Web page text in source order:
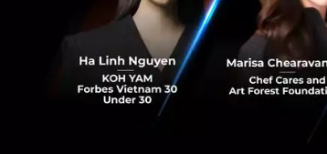
เธอ
ในฐา
IBM สู่
AI ที่